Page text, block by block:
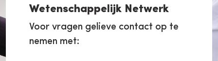
Wetenschappelijk Netwerk
Voor vragen gelieve contact op te
nemen met: